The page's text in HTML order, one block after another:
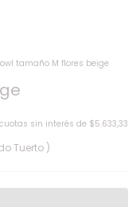
tamaño M flores beige
cuotas sin interés de $5.633,33
Tuerto )